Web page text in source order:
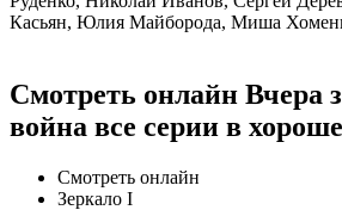
Касьян, Юлия Майборода, Миша
Смотреть онлайн Вчера
война все серии в
Смотреть онлайн
Зеркало I